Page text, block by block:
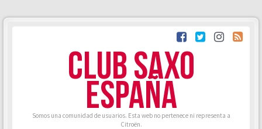
CLUB SAXO
ESPAÑA
Somos una comunidad de usuarios. Esta web no pertenece ni representa a
Citroën.